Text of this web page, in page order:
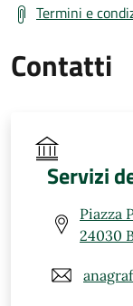
Termini e
Contatti
Servizi
Piazza
24030